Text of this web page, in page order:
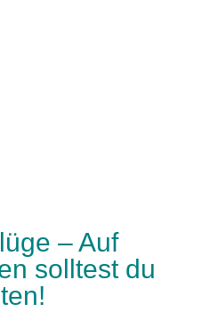
– Auf
solltest du